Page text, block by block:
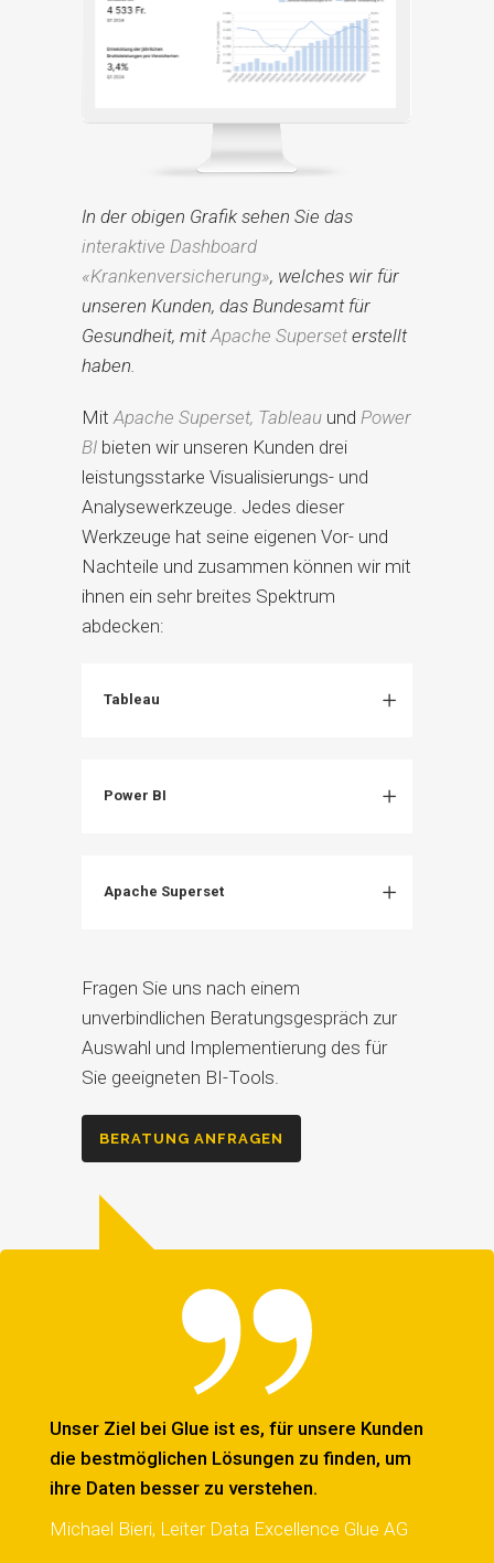
In der obigen Grafik sehen Sie das
interaktive Dashboard
«Krankenversicherung», welches wir für
unseren Kunden, das Bundesamt für
Gesundheit, mitApache Superset erstellt
haben.
MitApache Superset, Tableau und Power
BI bieten wir unseren Kunden drei
leistungsstarke Visualisierungs- und
Analysewerkzeuge. Jedes dieser
Werkzeuge hat seine eigenen Vor- und
Nachteile und zusammen können wir mit
ihnen ein sehr breites Spektrum
abdecken:
Tableau
Power BI
Apache Superset
Fragen Sie uns nach einem
unverbindlichen Beratungsgespräch zur
Auswahl und Implementierung des für
Sie geeigneten BI-Tools.
BERATUNG ANFRAGEN
Unser Ziel bei Glue ist es, für unsere Kunden
die bestmöglichen Lösungen zu finden, um
ihre Daten besser zu verstehen.
Michael Bieri, Leiter Data Excellence Glue AG